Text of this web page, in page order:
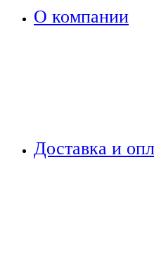
О компании
Доставка и